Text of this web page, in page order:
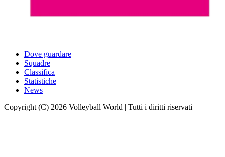
Dove guardare
Squadre
Classifica
Statistiche
News
Copyright (C) 2026 Volleyball World | Tutti i diritti riservati